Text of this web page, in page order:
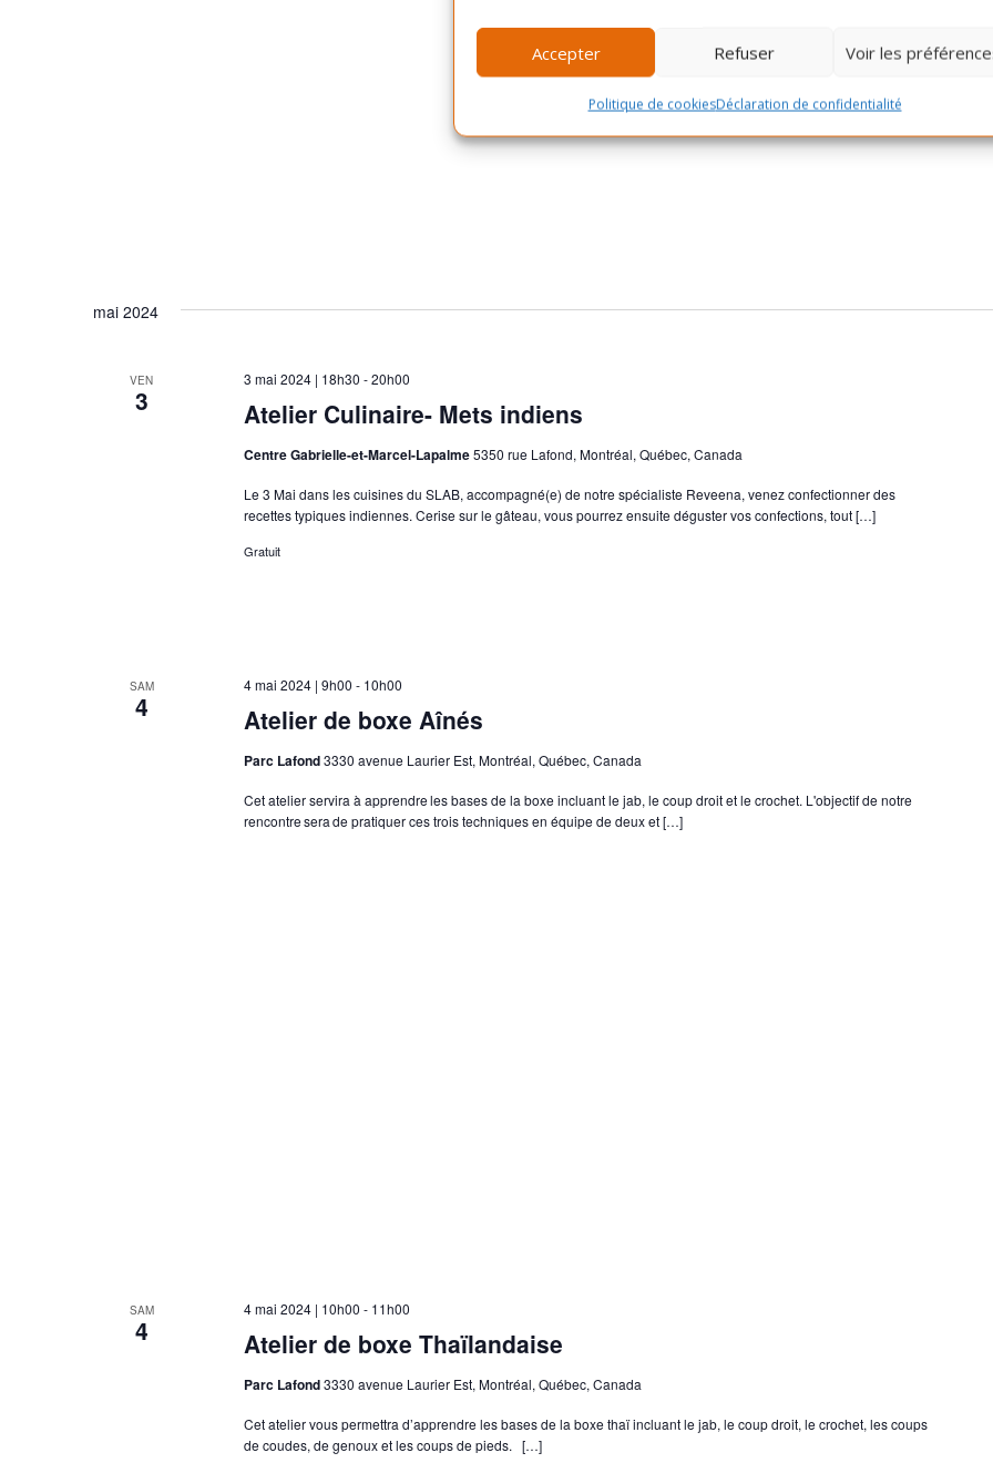
Accepter Refuser Voir les
Politique de cookiesDéclaration de confidentialité
mai 2024
VEN
3 Atelier Culinaire- Mets indiens
3 mai 2024 | 18h30 -20h00
Centre Gabrielle-et-Marcel-Lapalme5350 rue Lafond, Montréal, Québec, Canada
Le 3 Mai dans les cuisines du SLAB, accompagné(e) de notre spécialiste Reveena, venez confectionner des
recettes typiques indiennes. Cerise sur le gâteau, vous pourrez ensuite déguster vos confections, tout […]
Gratuit
SAM
4 Atelier de boxe Aînés
4 mai 2024 | 9h00 - 10h00
Parc Lafond3330 avenue Laurier Est, Montréal, Québec, Canada
Cet atelier servira à apprendre les bases de la boxe incluant le jab, le coup droit et le crochet. L'objectif de notre
rencontre sera de pratiquer ces trois techniques en équipe de deux et […]
SAM
4 Atelier de boxe Thaïlandaise
4 mai 2024 | 10h00 - 11h00
Parc Lafond3330 avenue Laurier Est, Montréal, Québec, Canada
Cet atelier vous permettra d’apprendre les bases de la boxe thaï incluant le jab, le coup droit, le crochet, les coups
de coudes, de genoux et les coups de pieds. […]